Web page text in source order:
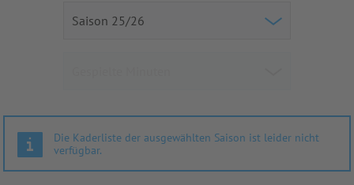
Die Kaderliste der ausgewählten Saison ist leider nicht
verfügbar.